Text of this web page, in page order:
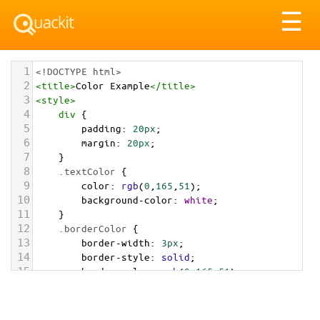
☰
1 <!DOCTYPE html>
2 <title>Color Example</title>
3 <style>
4 div {
5 padding: 20px;
6 margin: 20px;
7 }
8 .textColor {
9 color: rgb(0 165 51 );
10 background-color: white;
11 }
12 .borderColor {
13 border-width: 3px;
14 border-style: solid;
15 border-color: rgb(0,165,51);